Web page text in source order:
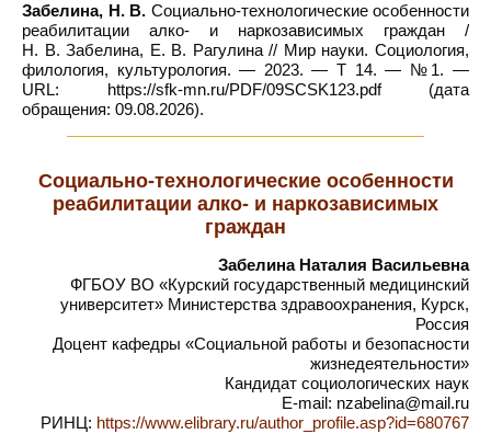
Забелина, Н. В. Социально-технологические особенности
реабилитации алко- и наркозависимых граждан /
Н. В. Забелина, Е. В. Рагулина // Мир науки. Социология,
филология, культурология. — 2023. — Т 14. — №1. —
URL: https://sfk-mn.ru/PDF/09SCSK123.pdf (дата
обращения: 09.08.2026).
Социально-технологические особенности
реабилитации алко- и наркозависимых
граждан
Забелина Наталия Васильевна
ФГБОУ ВО «Курский государственный медицинский
университет» Министерства здравоохранения, Курск,
Россия
Доцент кафедры «Социальной работы и безопасности
жизнедеятельности»
Кандидат социологических наук
E-mail: nzabelina@mail.ru
РИНЦ: https://www.elibrary.ru/author_profile.asp?id=680767